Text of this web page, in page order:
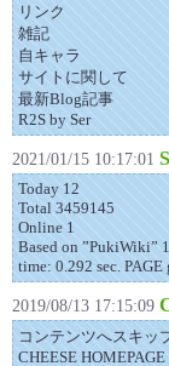
リンク
雑記
自キャラ
サイトに関して
最新Blog記事
R2S by Ser
2021/01/15 10:17:01
Today 12
Total 3459145
Online 1
Based on ”PukiWiki”
time: 0.292 sec. PAGE
2019/08/13 17:15:09
コンテンツへスキッ
CHEESE HOMEPAGE